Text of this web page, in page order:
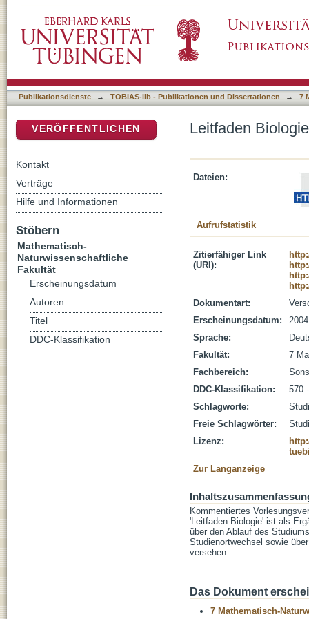
Publikationsdienste → TOBIAS-lib - Publikationen und Dissertationen → 7
Leitfaden
Dateien:
Aufrufstatistik
Zitierfähiger Link
(URI):
Dokumentart:
Erscheinungsdatum:
2004
Sprache:
Fakultät:
7
Fachbereich:
DDC-Klassifikation:
570
Schlagworte:
Freie Schlagwörter:
Lizenz:
Zur Langanzeige
Kommentiertes
'Leitfaden Biologie' ist als
über den Ablauf des
Studienortwechsel sowie
versehen.
Das Dokument
7 Mathematisch-
VERÖFFENTLICHEN
Kontakt
Verträge
Hilfe und Informationen
Stöbern
Mathematisch-
Naturwissenschaftliche
Fakultät
Erscheinungsdatum
Autoren
Titel
DDC-Klassifikation